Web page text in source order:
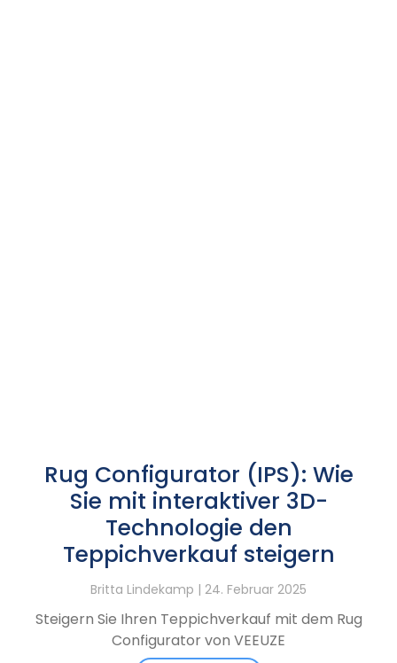
Rug Configurator (IPS): Wie
Sie mit interaktiver 3D-
Technologie den
Teppichverkauf steigern
Britta Lindekamp 24. Februar 2025
Steigern Sie Ihren Teppichverkauf mit dem Rug
Configurator von VEEUZE